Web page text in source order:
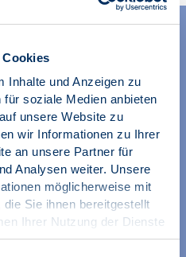
Cookies
Inhalte und Anzeigen zu
soziale Medien anbieten
unsere Website zu
wir Informationen zu Ihrer
an unsere Partner für
Analysen weiter. Unsere
möglicherweise mit
Sie ihnen bereitgestellt
Ihrer Nutzung der Dienste
und Psychologen in
der Festigung ihrer
erreichen wir unter
Aufbau der beruflichen
Bereitstellung
und Praxis für